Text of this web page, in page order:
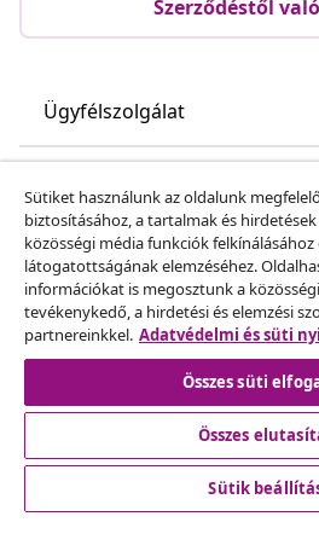
Szerződéstől
Ügyfélszolgálat
vidaXL
Fedezz fel többet
© 2008-2026 vidaXL A
Sütiket használunk az oldalunk
biztosításához, a tartalmak és
közösségi média funkciók felkínálásához
látogatottságának elemzéséhez.
információkat is megosztunk a
tevékenykedő, a hirdetési és elemzési
partnereinkkel. Adatvédelmi és süti
Összes süti
Összes
Sütik